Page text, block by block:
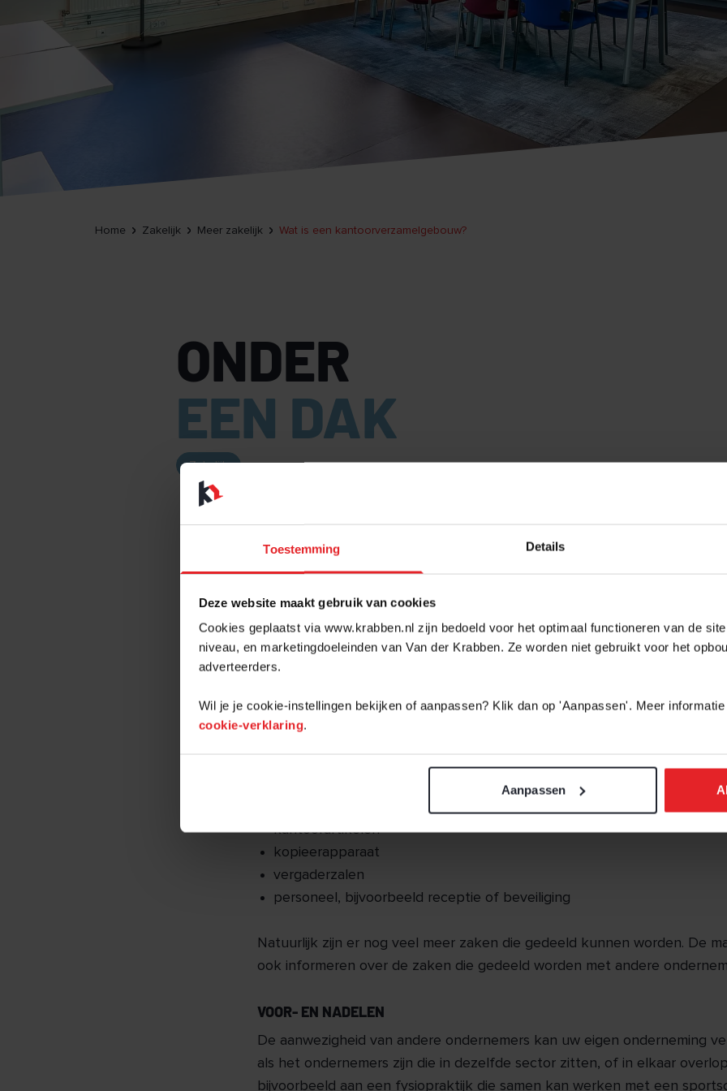
Toestemming Details
Deze website maakt gebruik van cookies
Cookies geplaatst via www.krabben.nl zijn bedoeld voor het optimaal functioneren van de
niveau, en marketingdoeleinden van Van der Krabben. Ze worden niet gebruikt voor het
adverteerders.
Wil je je cookie-instellingen bekijken of aanpassen? Klik dan op 'Aanpassen'. Meer
cookie-verklaring.
Aanpassen
Home Zakelijk Meer zakelijk Wat is een kantoorverzamelgebouw?
ONDER
EEN DAK
Zakelijk
In een kantoorverzamelgebouw, zitten meerdere ondernemers
Voor een kantoorverzamelgebouw geldt dat hier de ruimtes als
zijn ingericht. Veelal is de huisvesting van goede kwaliteit en
betreft vaak huurruimtes en deze bestaan uit verschillende
kleinere bedrijven de mogelijkheid te bieden om te groeien of te
Om kosten te drukken worden verschillende zaken gedeeld met de
kantoorartikelen
kopieerapparaat
vergaderzalen
personeel, bijvoorbeeld receptie of beveiliging
Natuurlijk zijn er nog veel meer zaken die gedeeld kunnen worden. De
ook informeren over de zaken die gedeeld worden met andere
VOOR- EN NADELEN
De aanwezigheid van andere ondernemers kan uw eigen onderneming
als het ondernemers zijn die in dezelfde sector zitten, of in elkaar
bijvoorbeeld aan een fysiopraktijk die samen kan werken met een